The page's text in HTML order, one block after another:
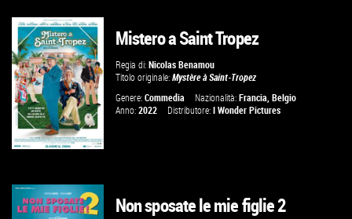
GUARDA IL TRAILER
VAI ALLA SCHEDA
GUARDA IL TRAILER
Mistero a Saint Tropez
Regia di:Nicolas Benamou
Titolo originale:Mystère à Saint-Tropez
Genere:Commedia Nazionalità:Francia,Belgio
Anno:2022 Distributore:I Wonder Pictures
Non sposate le mie figlie 2